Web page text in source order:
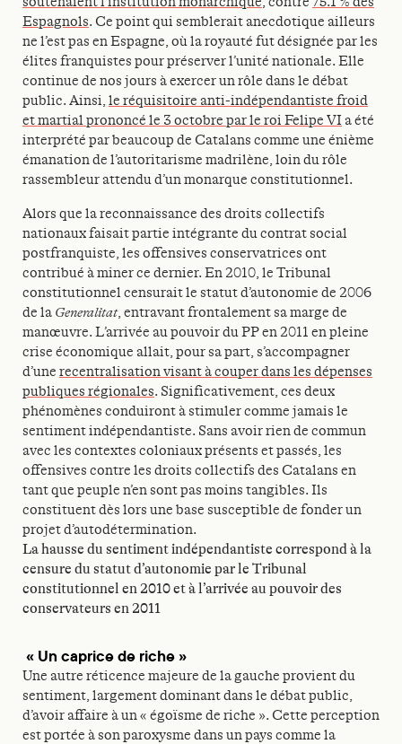
Espagnols. Ce point qui semblerait anecdotique ailleurs
ne l’est pas en Espagne, où la royauté fut désignée par les
élites franquistes pour préserver l’unité nationale. Elle
continue de nos jours à exercer un rôle dans le débat
public. Ainsi, le réquisitoire anti-indépendantiste froid
et martial prononcé le 3 octobre par le roi Felipe VIa été
interprété par beaucoup de Catalans comme une énième
émanation de l’autoritarisme madrilène, loin du rôle
rassembleur attendu d’un monarque constitutionnel.
Alors que la reconnaissance des droits collectifs
nationaux faisait partie intégrante du contrat social
postfranquiste, les offensives conservatrices ont
contribué à miner ce dernier. En 2010, le Tribunal
constitutionnel censurait le statut d’autonomie de 2006
de la Generalitat, entravant frontalement sa marge de
manœuvre. L’arrivée au pouvoir du PP en 2011 en pleine
crise économique allait, pour sa part, s’accompagner
d’une recentralisation visant à couper dans les dépenses
publiques régionales. Significativement, ces deux
phénomènes conduiront à stimuler comme jamais le
sentiment indépendantiste. Sans avoir rien de commun
avec les contextes coloniaux présents et passés, les
offensives contre les droits collectifs des Catalans en
tant que peuple n’en sont pas moins tangibles. Ils
constituent dès lors une base susceptible de fonder un
projet d’autodétermination.
La hausse du sentiment indépendantiste correspond à la
censure du statut d’autonomie par le Tribunal
constitutionnel en 2010 et à l’arrivée au pouvoir des
conservateurs en 2011
« Un caprice de riche »
Une autre réticence majeure de la gauche provient du
sentiment, largement dominant dans le débat public,
d’avoir affaire à un « égoïsme de riche ». Cette perception
est portée à son paroxysme dans un pays comme la